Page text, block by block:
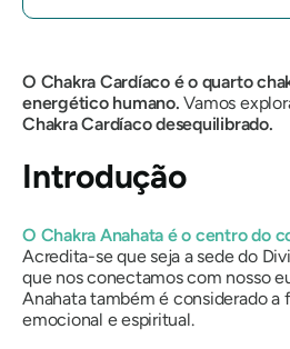
O Chakra Cardíaco é o quarto
energético humano.Vamos
Chakra Cardíaco desequilibrado.
Introdução
O Chakra Anahata é o centro do
Acredita-se que seja a sede do
que nos conectamos com nosso
Anahata também é considerado a
emocional e espiritual.